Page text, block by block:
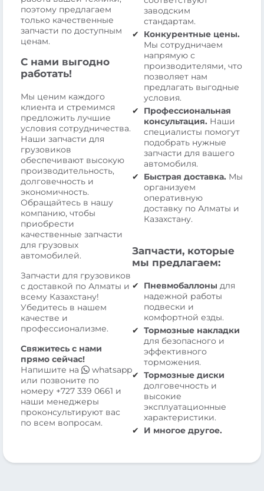
поэтому предлагаем
только качественные
запчасти по доступным
ценам.
С нами выгодно
работать!
Мы ценим каждого
клиента и стремимся
предложить лучшие
условия сотрудничества.
Наши запчасти для
грузовиков
обеспечивают высокую
производительность,
долговечность и
экономичность.
Обращайтесь в нашу
компанию, чтобы
приобрести
качественные запчасти
для грузовых
автомобилей.
Запчасти для грузовиков
с доставкой по Алматы и
всему Казахстану!
Убедитесь в нашем
качестве и
профессионализме.
Свяжитесь с нами
прямо сейчас!
Напишите на
whatsapp
или позвоните по
номеру +727 339 0661 и
наши менеджеры
проконсультируют вас
по всем вопросам.
заводским
стандартам.
Конкурентные цены.
Мы сотрудничаем
напрямую с
производителями, что
позволяет нам
предлагать выгодные
условия.
Профессиональная
консультация. Наши
специалисты помогут
подобрать нужные
запчасти для вашего
автомобиля.
Быстрая доставка. Мы
организуем
оперативную
доставку по Алматы и
Казахстану.
Запчасти, которые
мы предлагаем:
Пневмобаллоны для
надежной работы
подвески и
комфортной езды.
Тормозные накладки
для безопасного и
эффективного
торможения.
Тормозные диски
долговечность и
высокие
эксплуатационные
характеристики.
И многое другое.